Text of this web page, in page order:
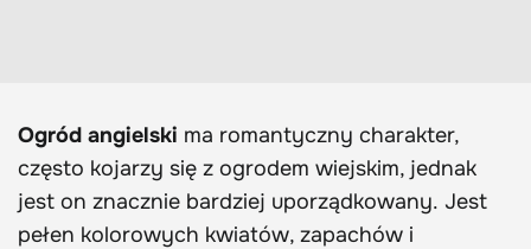
Ogród angielski ma romantyczny charakter,
często kojarzy się z ogrodem wiejskim, jednak
jest on znacznie bardziej uporządkowany. Jest
pełen kolorowych kwiatów, zapachów i